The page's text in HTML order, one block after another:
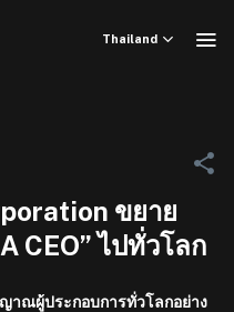
Thailand
ขยาย
CEO” ไปทั่วโลก
ณผู้ประกอบการทั่วโลกอย่าง